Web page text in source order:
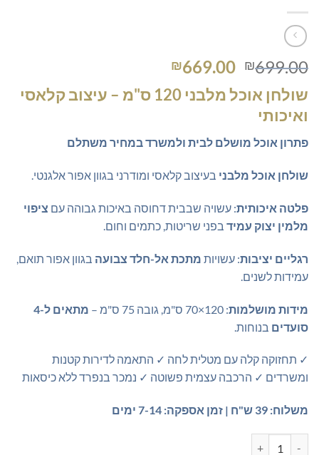
₪699.00
המחיר
המקורי
היה:
₪669.00
הנוכחי
הוא:שולחן אוכל מלבני 120 ס"מ – עיצוב קלאסי
ואיכותי
פתרון אוכל מושלם לבית ולמשרד במחיר משתלם
שולחן אוכל מלבני בעיצוב קלאסי ומודרני בגוון אפור אלגנטי.
פלטה איכותית: עשויה שבבית דחוסה באיכות גבוהה עם ציפוי
מלמין יצוק עמיד בפני שריטות, כתמים וחום.
רגליים יציבות: עשויות מתכת אל-חלד צבועה בגוון אפור תואם,
עמידות לשנים.
מידות מושלמות: 120×70 ס"מ, גובה 75 ס"מ –
מתאים ל-4
סועדים בנוחות.
✓ תחזוקה קלה עם מטלית לחה ✓ התאמה לדירות קטנות
ומשרדים ✓ הרכבה עצמית פשוטה ✓ נמכר בנפרד ללא כיסאות
משלוח: 39 ש"ח | זמן אספקה: 7-14 ימים